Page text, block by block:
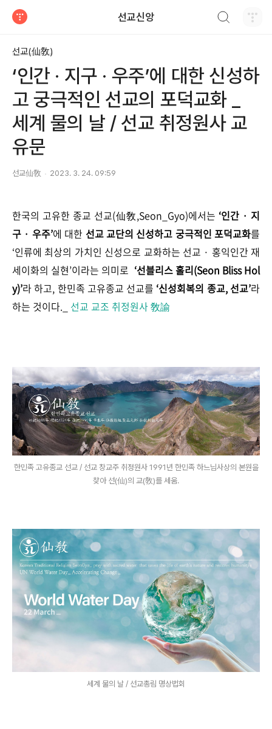
선교신앙
선교(仙敎)
‘인간 · 지구 · 우주’에 대한 신성하
고 궁극적인 선교의 포덕교화 _
세계 물의 날 / 선교 취정원사 교
유문
선교仙敎 2023. 3. 24. 09:59
한국의 고유한 종교 선교(仙敎,Seon_Gyo)에서는 ‘인간 · 지
구 · 우주’에 대한 선교 교단의 신성하고 궁극적인 포덕교화를
‘인류에 최상의 가치인 신성으로 교화하는 선교 · 홍익인간 재
세이화의 실현’이라는 의미로 ‘선블리스 홀리(Seon Bliss Hol
y)’라 하고, 한민족 고유종교 선교를 ‘신성회복의 종교, 선교’라
하는 것이다.
선교 교조 취정원사 敎諭
한민족 고유종교 선교 / 선교 창교주 취정원사 1991년 한민족 하느님사상의 본원을
찾아 선(仙)의 교(敎)를 세움.
세계 물의 날 / 선교총림 명상법회